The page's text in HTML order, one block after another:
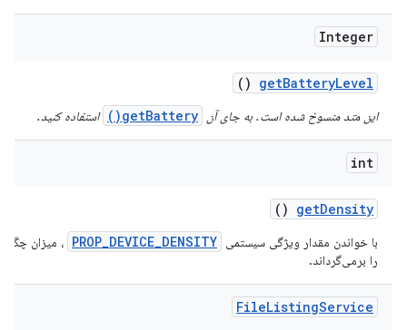
Integer
getBatteryLevel
()
این متد منسوخ شده است. به جای آن getBattery() استفاده کنید.
int
getDensity
()
با خواندن مقدار ویژگی سیستمی PROP_DEVICE_DENSITY ، میزان
را برمی‌گرداند.
FileListingService